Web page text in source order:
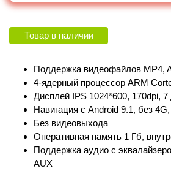
Товар в наличии
Поддержка видеофайлов MP4,
4-ядерный процессор ARM
Дисплей IPS 1024*600, 170dpi,
Навигация с Android 9.1, без
Без видеовыхода
Оперативная память 1 Гб,
Поддержка аудио с
AUX